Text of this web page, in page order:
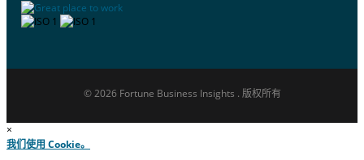
© 2026 Fortune Business Insights . 版权所有
×
我们使用 Cookie。